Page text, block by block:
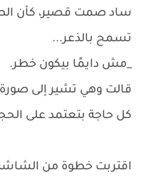
ساد صمت قصير، كأن
تسمح بالذعر...
_مش دايمًا بيكون خطر.
قالت وهي تشير إلى
كل حاجة بتعتمد على
اقتربت خطوة من